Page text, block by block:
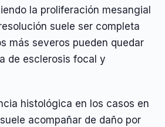
la proliferación mesangial
suele ser completa
más severos pueden quedar
de esclerosis focal y
histológica en los casos en
acompañar de daño por